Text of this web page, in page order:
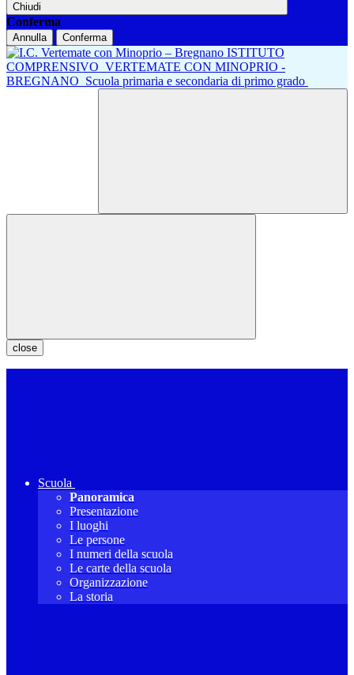
Chiudi
Conferma
Annulla Conferma
ISTITUTO
COMPRENSIVO VERTEMATE CON MINOPRIO -
BREGNANO Scuola primaria e secondaria di primo grado
close
Scuola
Panoramica
Presentazione
I luoghi
Le persone
I numeri della scuola
Le carte della scuola
Organizzazione
La storia